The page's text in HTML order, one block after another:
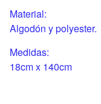
Material:
Algodón y polyester.
Medidas:
18cm x 140cm